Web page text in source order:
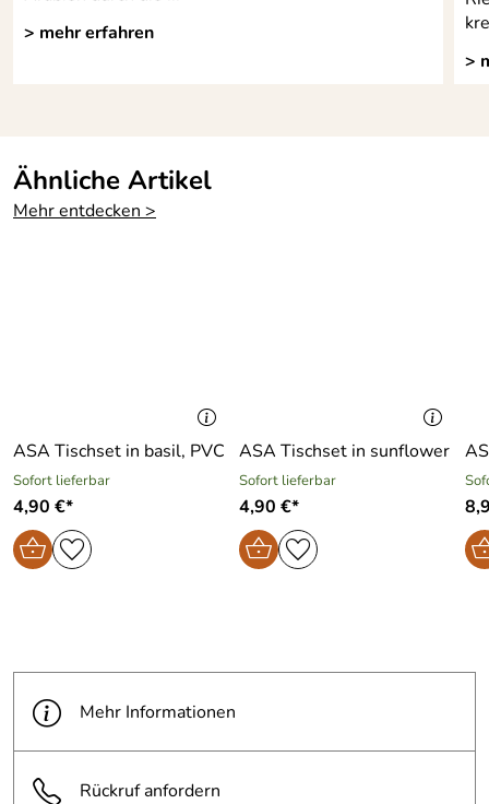
> mehr erfahren
>
Ähnliche Artikel
Mehr entdecken >
ASA Tischset in basil, PVC
Sofort lieferbar
4,90 €*
ASA Tischset in sunflower
Sofort lieferbar
4,90 €*
Mehr Informationen
Rückruf anfordern